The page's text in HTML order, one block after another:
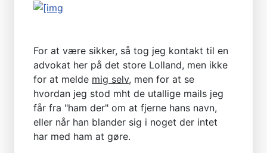
For at være sikker, så tog jeg kontakt til en
advokat her på det store Lolland, men ikke
for at melde mig selv, men for at se
hvordan jeg stod mht de utallige mails jeg
får fra "ham der" om at fjerne hans navn,
eller når han blander sig i noget der intet
har med ham at gøre.